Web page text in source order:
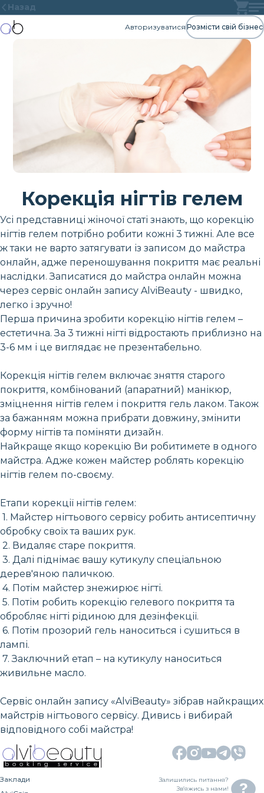
Назад
Авторизуватися Розмісти свій бізнес
Корекція нігтів гелем
Усі представниці жіночої статі знають, що корекцію
нігтів гелем потрібно робити кожні 3 тижні. Але все
ж таки не варто затягувати із записом до майстра
онлайн, адже переношування покриття має реальні
наслідки. Записатися до майстра онлайн можна
через сервіс онлайн запису AlviBeauty - швидко,
легко і зручно!
Перша причина зробити корекцію нігтів гелем –
естетична. За 3 тижні нігті відростають приблизно на
3-6 мм і це виглядає не презентабельно.
Корекція нігтів гелем включає зняття старого
покриття, комбінований (апаратний) манікюр,
зміцнення нігтів гелем і покриття гель лаком. Також
за бажанням можна прибрати довжину, змінити
форму нігтів та поміняти дизайн.
Найкраще якщо корекцію Ви робитимете в одного
майстра. Адже кожен майстер роблять корекцію
нігтів гелем по-своєму.
Етапи корекції нігтів гелем:
1. Майстер нігтьового сервісу робить антисептичну
обробку своїх та ваших рук.
2. Видаляє старе покриття.
3. Далі піднімає вашу кутикулу спеціальною
дерев'яною паличкою.
4. Потім майстер знежирює нігті.
5. Потім робить корекцію гелевого покриття та
обробляє нігті рідиною для дезінфекції.
6. Потім прозорий гель наноситься і сушиться в
лампі.
7. Заключний етап – на кутикулу наноситься
живильне масло.
Сервіс онлайн запису «AlviBeauty» зібрав найкращих
майстрів нігтьового сервісу. Дивись і вибирай
відповідного собі майстра!
Заклади
Залишились питання?
Зв’яжись з нами!